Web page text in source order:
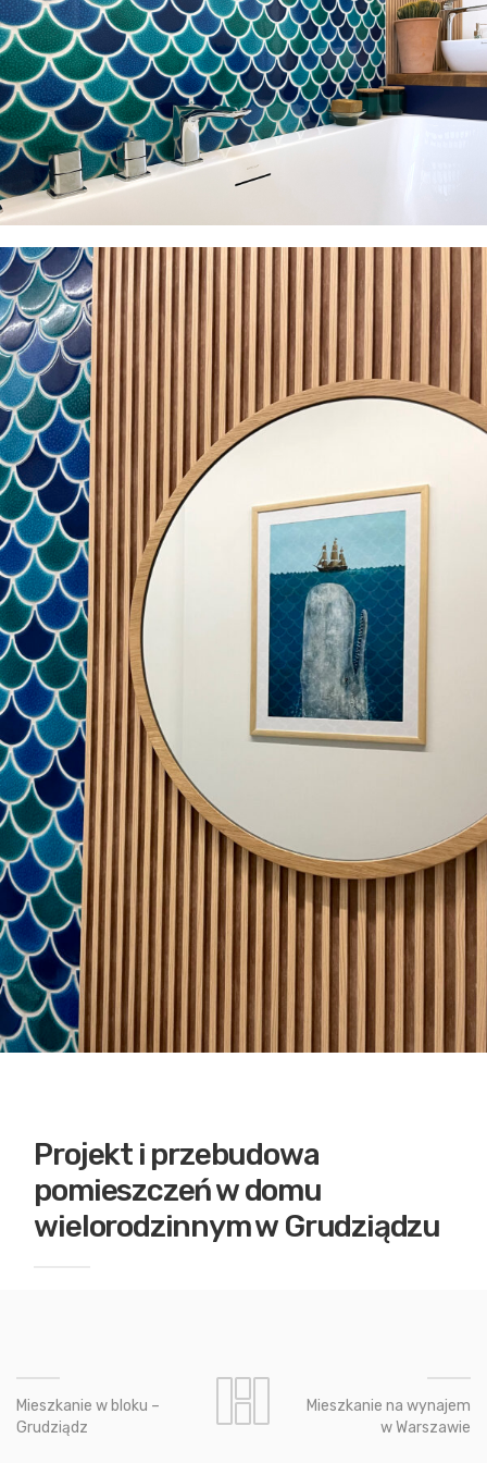
Projekt i przebudowa
pomieszczeń w domu
wielorodzinnym w Grudziądzu
Mieszkanie w bloku –
Grudziądz
Mieszkanie na wynajem
w Warszawie